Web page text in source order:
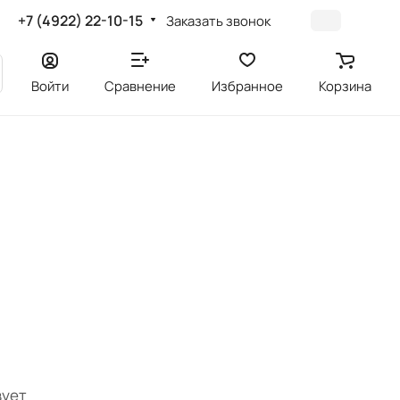
+7 (4922) 22-10-15 Заказать звонок
Войти Сравнение Избранное Корзина